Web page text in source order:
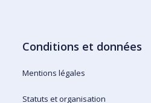
Conditions et données
Mentions légales
Statuts et organisation